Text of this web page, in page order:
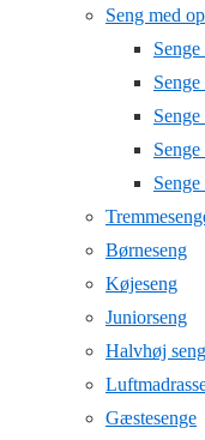
Seng med
Børneseng
Køjeseng
Juniorseng
Halvhøj seng
Gæstesenge